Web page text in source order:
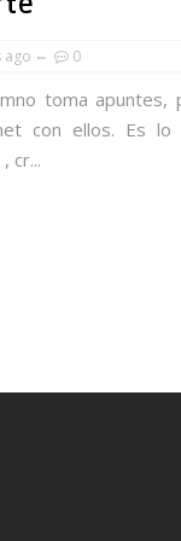
ago 0
toma apuntes,
con ellos. Es lo
cr...